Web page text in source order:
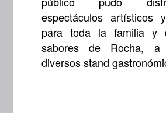
espectáculos artísticos
para toda la familia y
sabores de Rocha,
diversos stand